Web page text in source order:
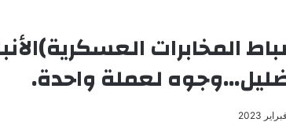
المخابرات
لعملة واحدة.